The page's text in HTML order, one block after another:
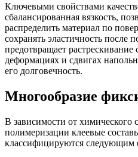
Ключевыми свойствами
сбалансированная вязкость,
распределить материал по
сохранять эластичность после
предотвращает
деформациях и сдвигах
его долговечность.
Многообразие
В зависимости от химического
полимеризации клеевые
классифицируются следующим